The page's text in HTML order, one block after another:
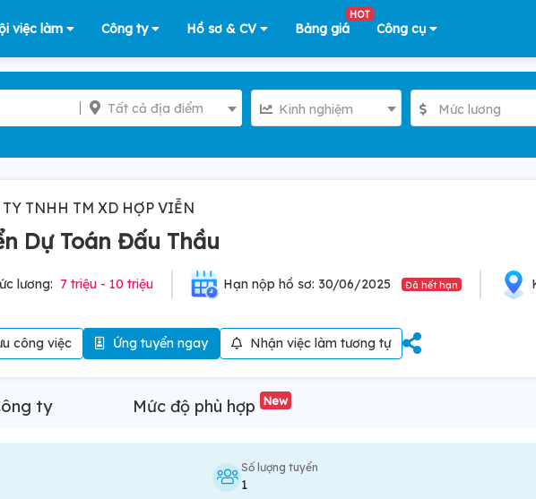
việc làm Công ty Hồ sơ & CV Bảng giá
HOT
Công cụ
Tất cả địa điểm Kinh nghiệm Mức lương
TY TNHH TM XD HỢP VIỄN
Dự Toán Đấu Thầu
lương: 7 triệu - 10 triệu Hạn nộp hồ sơ: 30/06/2025 Đã hết hạn
công việc Ứng tuyển ngay Nhận việc làm tương tự
ty Mức độ phù hợp New
Số lượng tuyển
1